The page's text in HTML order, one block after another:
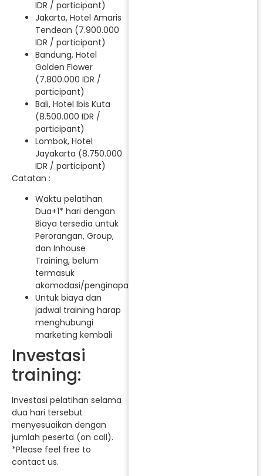
IDR / participant)
Jakarta, Hotel Amaris
Tendean (7.900.000
IDR / participant)
Bandung, Hotel
Golden Flower
(7.800.000 IDR /
participant)
Bali, Hotel Ibis Kuta
(8.500.000 IDR /
participant)
Lombok, Hotel
Jayakarta (8.750.000
IDR / participant)
Catatan :
Waktu pelatihan
Dua+1* hari dengan
Biaya tersedia untuk
Perorangan, Group,
dan Inhouse
Training, belum
termasuk
akomodasi/penginapan.
Untuk biaya dan
jadwal training harap
menghubungi
marketing kembali
Investasi
training:
Investasi pelatihan selama
dua hari tersebut
menyesuaikan dengan
jumlah peserta (on call).
*Please feel free to
contact us.